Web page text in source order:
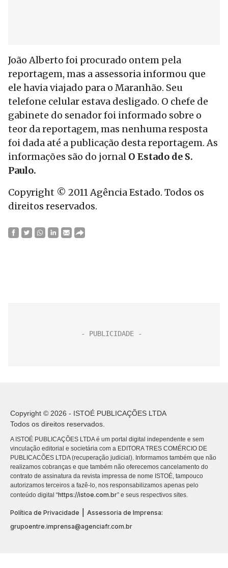
João Alberto foi procurado ontem pela
reportagem, mas a assessoria informou que
ele havia viajado para o Maranhão. Seu
telefone celular estava desligado. O chefe de
gabinete do senador foi informado sobre o
teor da reportagem, mas nenhuma resposta
foi dada até a publicação desta reportagem. As
informações são do jornal O Estado de S.
Paulo.
Copyright © 2011 Agência Estado. Todos os
direitos reservados.
Copyright © 2026 - ISTOÉ PUBLICAÇÕES LTDA
Todos os direitos reservados.
A ISTOÉ PUBLICAÇÕES LTDA é um portal digital independente e sem
vinculação editorial e societária com a EDITORA TRES COMÉRCIO DE
PUBLICACÕES LTDA (recuperação judicial). Informamos também que não
realizamos cobranças e que também não oferecemos cancelamento do
contrato de assinatura da revista impressa de nome ISTOÉ, tampouco
autorizamos terceiros a fazê-lo, nos responsabilizamos apenas pelo
conteúdo digital “https://istoe.com.br” e seus respectivos sites.
Política de Privacidade
Assessoria de Imprensa:
grupoentre.imprensa@agenciafr.com.br